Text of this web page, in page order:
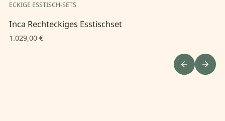
ECKIGE ESSTISCH-SETS
Inca Rechteckiges Esstischset
1.029,00 €